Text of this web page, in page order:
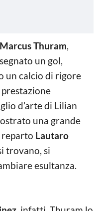
Marcus Thuram,
un gol,
un calcio di rigore
d’arte di Lilian
una grande
reparto Lautaro
trovano, si
esultanza.